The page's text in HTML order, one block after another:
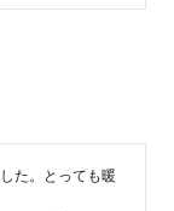
た。とっても暖